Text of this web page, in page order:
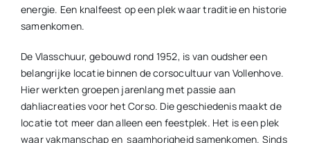
energie. Een knalfeest op een plek waar traditie en historie
samenkomen.
De Vlasschuur, gebouwd rond 1952, is van oudsher een
belangrijke locatie binnen de corsocultuur van Vollenhove.
Hier werkten groepen jarenlang met passie aan
dahliacreaties voor het Corso. Die geschiedenis maakt de
locatie tot meer dan alleen een feestplek. Het is een plek
waar vakmanschap en saamhorigheid samenkomen. Sinds